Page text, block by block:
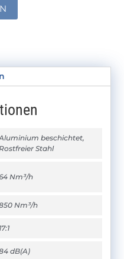
beschichtet,
Stahl
Nm³/h
Nm³/h
17:1
dB(A)